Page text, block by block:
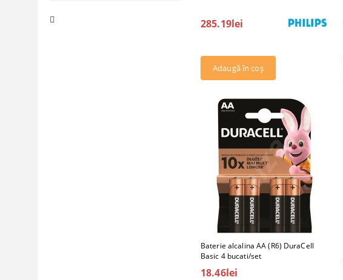
285.19lei
Baterie alcalina AA (R6) DuraCell
Basic 4 bucati/set
18.46lei